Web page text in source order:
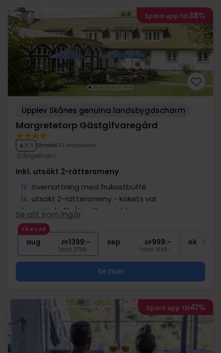
Spara upp till38%
Upplev Skånes genuina landsbygdscharm
Margretetorp Gästgifvaregård
4.7/ 5 Utmärkt 32 recensioner
Ängelholm
Inkl. utsökt 2-rättersmeny
1x övernattning med frukostbuffé
1x utsökt 2-rättersmeny - kökets val
1x gratis kaffe/te efter middagen
1x 1 välkomstdrink
∞ Fri entré till jacuzzi och bastu
Se allt som ingår
FÅ KVAR
aug pp1399:-
Totalt 2798:-
sep pp999:-
Totalt 1998:-
okt
Se mer
Spara upp till41%